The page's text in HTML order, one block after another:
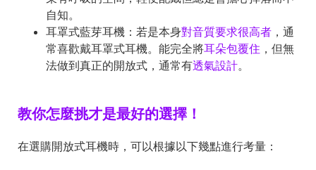
自知。
耳罩式藍芽耳機：若是本身對音質要求很高者 ，通
常喜歡戴耳罩式耳機。能完全將耳朵包覆住 ，但無
法做到真正的開放式，通常有透氣設計。
教你怎麼挑才是最好的選擇！
在選購開放式耳機時，可以根據以下幾點進行考量：